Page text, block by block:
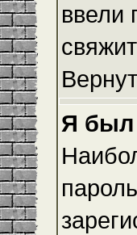
ввели
Я был